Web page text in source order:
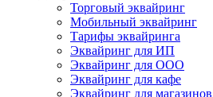
Торговый эквайринг
Мобильный эквайринг
Тарифы эквайринга
Эквайринг для ИП
Эквайринг для ООО
Эквайринг для кафе
Эквайринг для магазинов